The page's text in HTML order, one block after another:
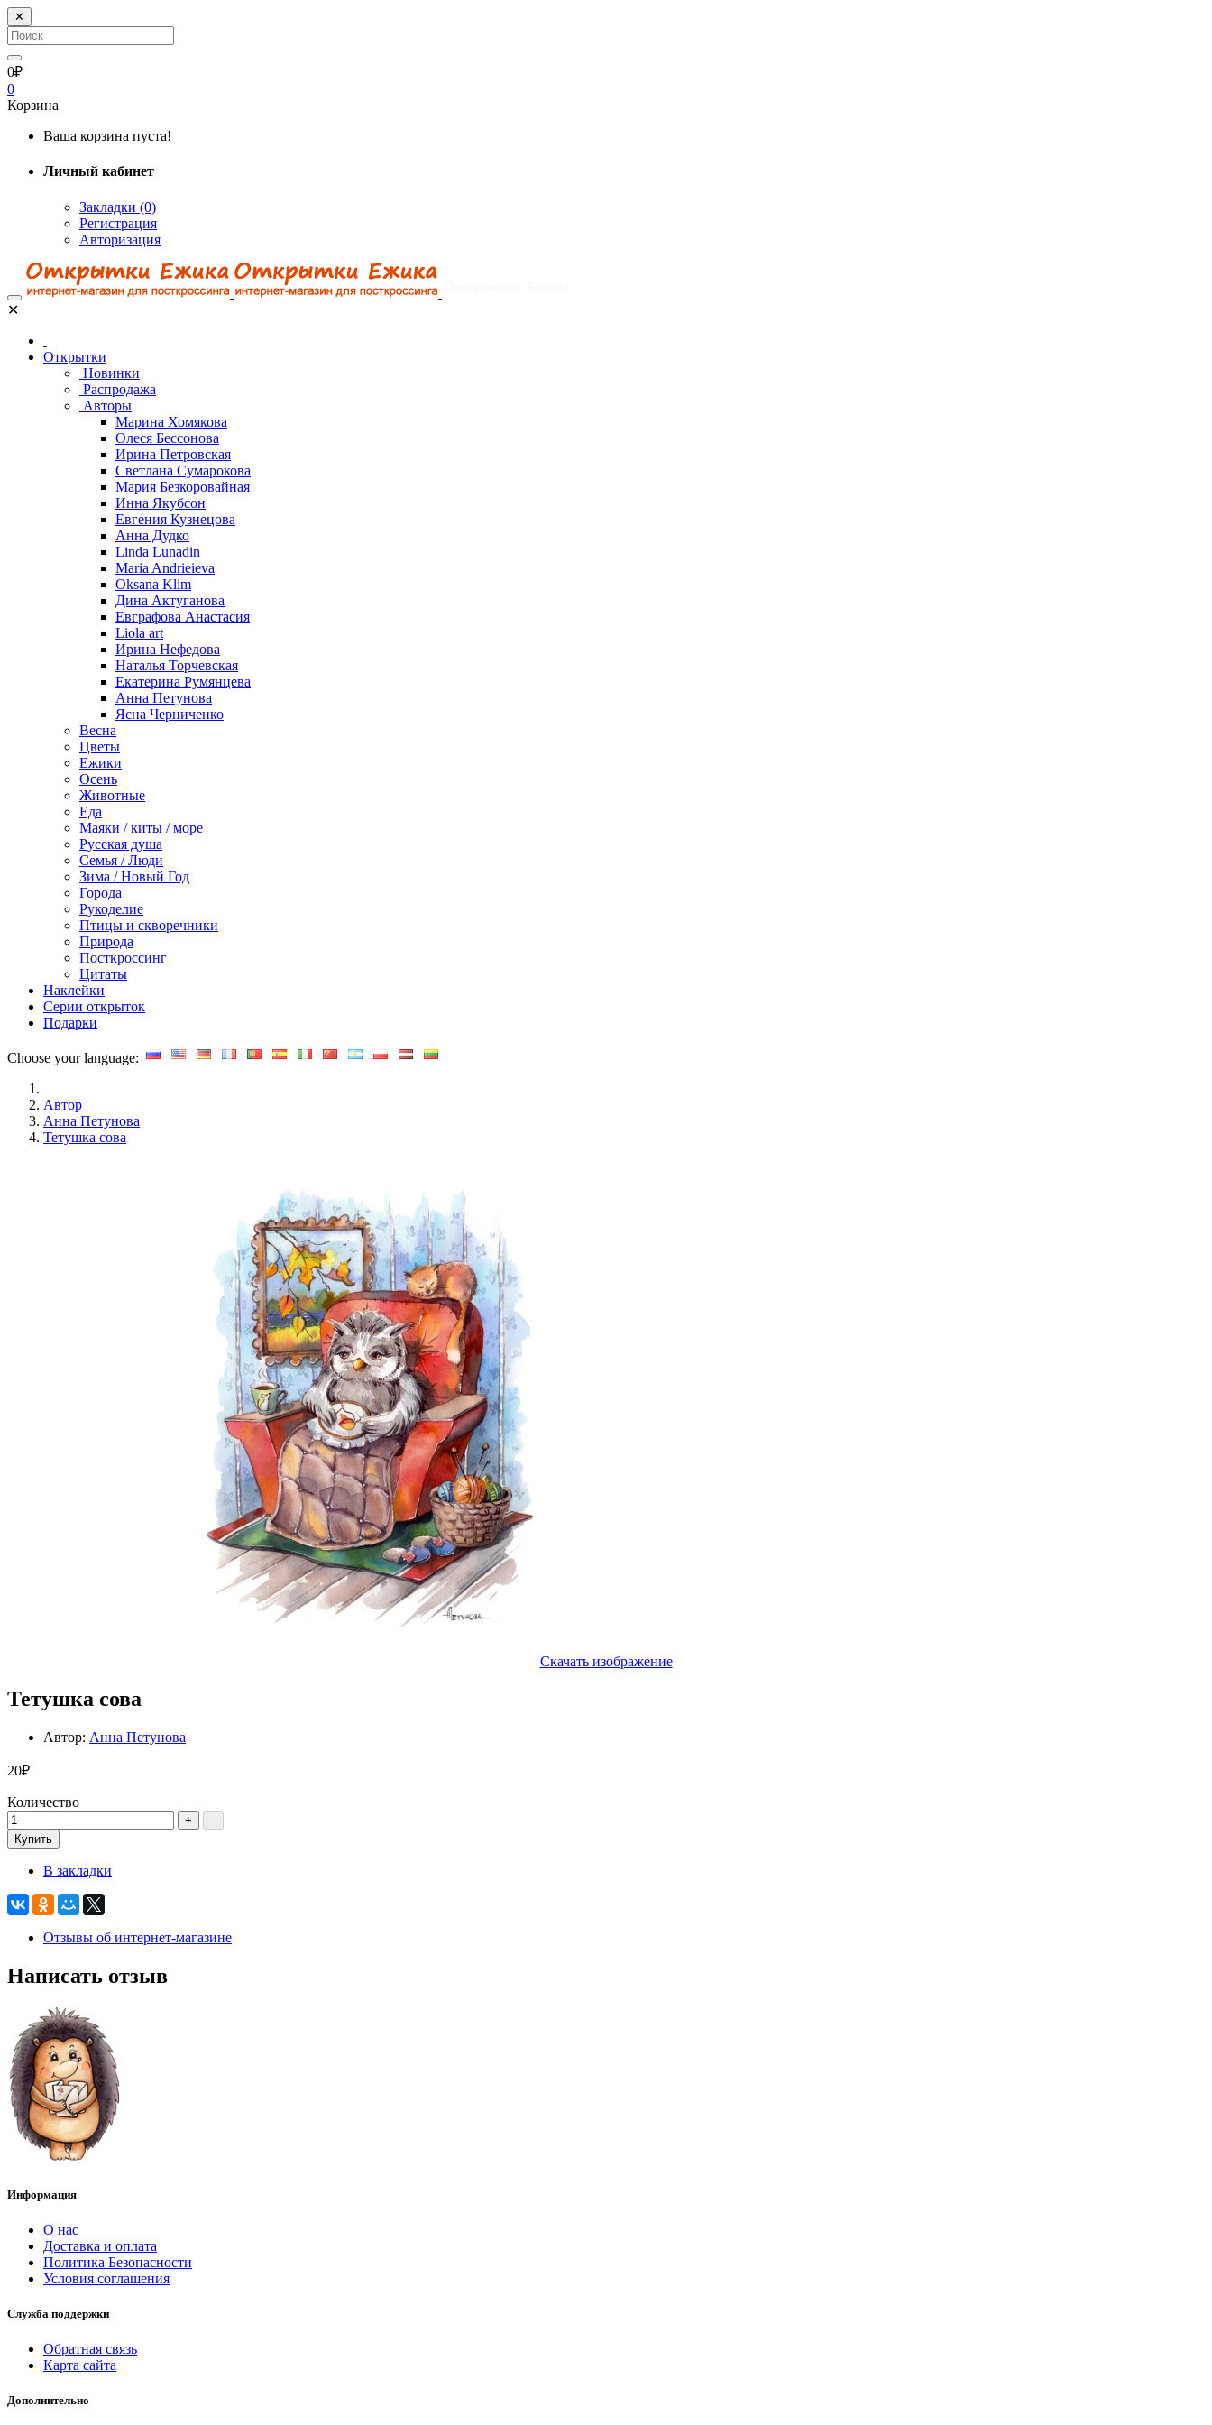
✕
0₽
0
Корзина
Ваша корзина пуста!
Личный кабинет
Закладки (0)
Регистрация
Авторизация
✕
Открытки
Новинки
Распродажа
Авторы
Марина Хомякова
Олеся Бессонова
Ирина Петровская
Светлана Сумарокова
Мария Безкоровайная
Инна Якубсон
Евгения Кузнецова
Анна Дудко
Linda Lunadin
Maria Andrieieva
Oksana Klim
Дина Актуганова
Евграфова Анастасия
Liola art
Ирина Нефедова
Наталья Торчевская
Екатерина Румянцева
Анна Петунова
Ясна Черниченко
Весна
Цветы
Ежики
Осень
Животные
Еда
Маяки / киты / море
Русская душа
Семья / Люди
Зима / Новый Год
Города
Рукоделие
Птицы и скворечники
Природа
Посткроссинг
Цитаты
Наклейки
Серии открыток
Подарки
Choose your language:
Автор
Анна Петунова
Тетушка сова
Скачать изображение
Тетушка сова
Автор: Анна Петунова
20₽
Количество
+
–
Купить
В закладки
Отзывы об интернет-магазине
Написать отзыв
Информация
О нас
Доставка и оплата
Политика Безопасности
Условия соглашения
Служба поддержки
Обратная связь
Карта сайта
Дополнительно